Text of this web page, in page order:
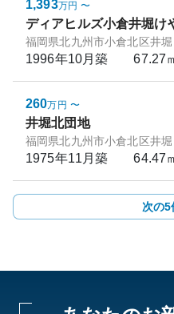
1,393万円 〜
ディアヒルズ小倉井堀け
福岡県北九州市小倉北区井
1996年10月築 67.27
260万円 〜
井堀北団地
福岡県北九州市小倉北区井堀
1975年11月築 64.47
次の5